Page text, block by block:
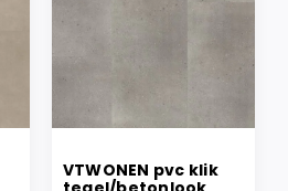
VTWONEN pvc klik